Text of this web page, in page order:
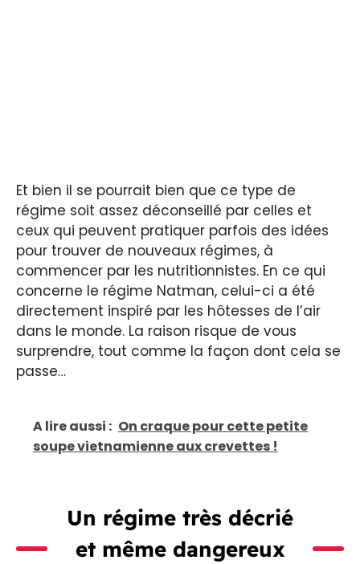
Et bien il se pourrait bien que ce type de
régime soit assez déconseillé par celles et
ceux qui peuvent pratiquer parfois des idées
pour trouver de nouveaux régimes, à
commencer par les nutritionnistes. En ce qui
concerne le régime Natman, celui-ci a été
directement inspiré par les hôtesses de l’air
dans le monde. La raison risque de vous
surprendre, tout comme la façon dont cela se
passe…
A lire aussi : On craque pour cette petite
soupe vietnamienne aux crevettes !
Un régime très décrié
et même dangereux